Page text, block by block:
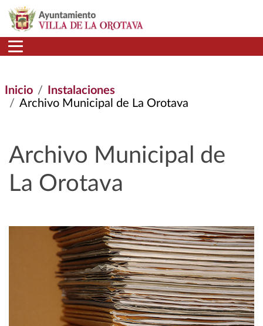
Pasar al contenido principal
Inicio
Instalaciones
Archivo Municipal de La Orotava
Archivo Municipal de
La Orotava